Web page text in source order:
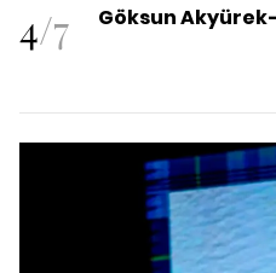
4/7 Göksun